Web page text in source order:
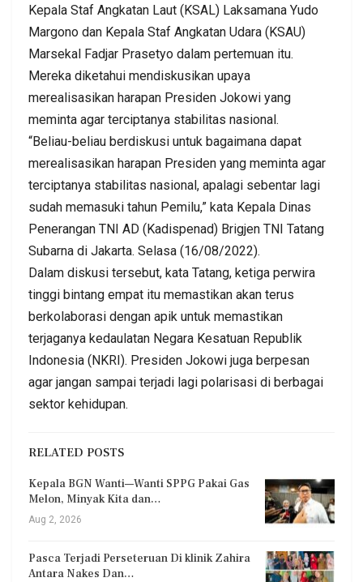
Kepala Staf Angkatan Laut (KSAL) Laksamana Yudo
Margono dan Kepala Staf Angkatan Udara (KSAU)
Marsekal Fadjar Prasetyo dalam pertemuan itu.
Mereka diketahui mendiskusikan upaya
merealisasikan harapan Presiden Jokowi yang
meminta agar terciptanya stabilitas nasional.
“Beliau-beliau berdiskusi untuk bagaimana dapat
merealisasikan harapan Presiden yang meminta agar
terciptanya stabilitas nasional, apalagi sebentar lagi
sudah memasuki tahun Pemilu,” kata Kepala Dinas
Penerangan TNI AD (Kadispenad) Brigjen TNI Tatang
Subarna di Jakarta. Selasa (16/08/2022).
Dalam diskusi tersebut, kata Tatang, ketiga perwira
tinggi bintang empat itu memastikan akan terus
berkolaborasi dengan apik untuk memastikan
terjaganya kedaulatan Negara Kesatuan Republik
Indonesia (NKRI). Presiden Jokowi juga berpesan
agar jangan sampai terjadi lagi polarisasi di berbagai
sektor kehidupan.
RELATED POSTS
Kepala BGN Wanti—Wanti SPPG Pakai Gas
Melon, Minyak Kita dan…
Aug 2, 2026
Pasca Terjadi Perseteruan Di klinik Zahira
Antara Nakes Dan…